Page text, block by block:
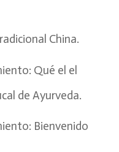
China.
Qué el el
de Ayurveda.
Bienvenido